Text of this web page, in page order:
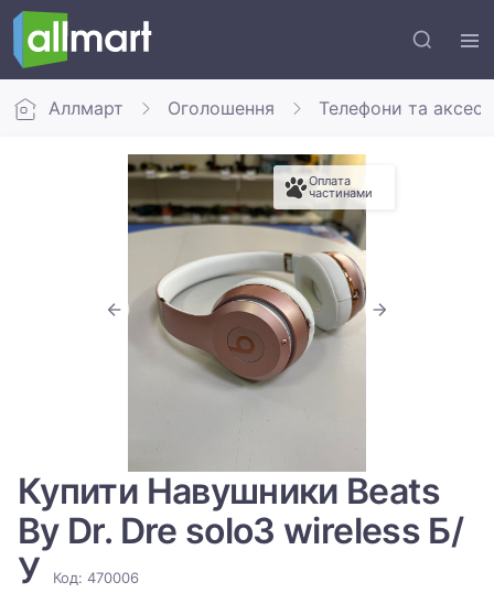
Аллмарт Оголошення Телефони та
Оплата
частинами
Купити Навушники Beats
By Dr. Dre solo3 wireless Б/
У
Код: 470006